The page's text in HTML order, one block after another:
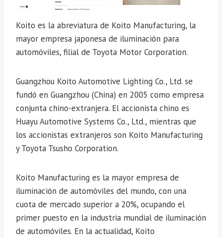
Koito es la abreviatura de Koito Manufacturing, la
mayor empresa japonesa de iluminación para
automóviles, filial de Toyota Motor Corporation.
Guangzhou Koito Automotive Lighting Co., Ltd. se
fundó en Guangzhou (China) en 2005 como empresa
conjunta chino-extranjera. El accionista chino es
Huayu Automotive Systems Co., Ltd., mientras que
los accionistas extranjeros son Koito Manufacturing
y Toyota Tsusho Corporation.
Koito Manufacturing es la mayor empresa de
iluminación de automóviles del mundo, con una
cuota de mercado superior a 20%, ocupando el
primer puesto en la industria mundial de iluminación
de automóviles. En la actualidad, Koito